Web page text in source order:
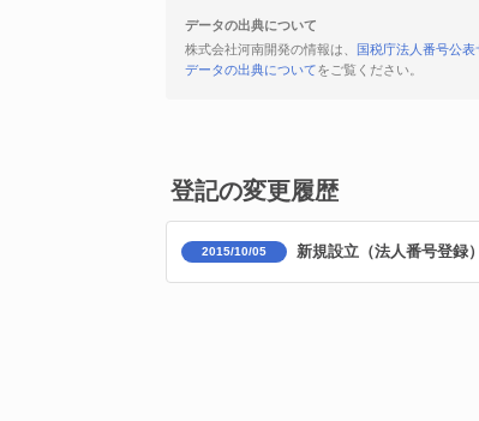
データの出典について
株式会社河南開発の情報は、
国税庁法人番号公表
データの出典についてをご覧ください。
登記の変更履歴
2015/10/05 新規設立（法人番号登録）